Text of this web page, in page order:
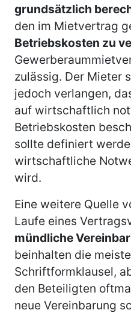
grundsätzlich
den im Mietvertrag
Betriebskosten zu
zulässig. Der Mieter
jedoch verlangen,
auf wirtschaftlich
Betriebskosten
sollte definiert
wirtschaftliche
wird.
Eine weitere Quelle
Laufe eines
mündliche
beinhalten die
Schriftformklausel,
den Beteiligten
neue Vereinbarung